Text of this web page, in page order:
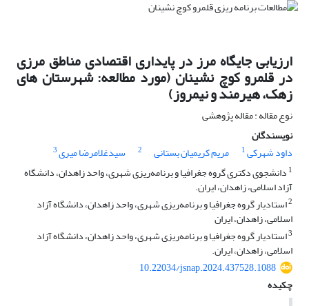
ارزیابی جایگاه مرز در پایداری اقتصادی مناطق مرزی
در قلمرو کوچ نشینان (مورد مطالعه: شهرستان های
زهک، هیرمند و نیمروز)
نوع مقاله : مقاله پژوهشی
نویسندگان
داود شهرکی1 مریم کریمیان بستانی 2 سیدغلامرضا میری3
1 دانشجوی دکتری گروه جغرافیا و برنامه‌ریزی شهری، واحد زاهدان، دانشگاه
آزاد اسلامی، زاهدان، ایران.
2استادیار گروه جغرافیا و برنامه‌ریزی شهری، واحد زاهدان، دانشگاه آزاد
اسلامی، زاهدان، ایران
3استادیار گروه جغرافیا و برنامه‌ریزی شهری، واحد زاهدان، دانشگاه آزاد
اسلامی، زاهدان، ایران.
10.22034/jsnap.2024.437528.1088
چکیده